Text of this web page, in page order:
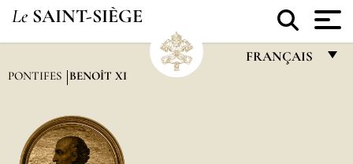
Le SAINT-SIÈGE
FRANÇAIS
PONTIFES BENOÎT XI